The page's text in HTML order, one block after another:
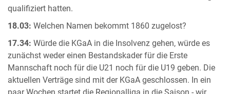
qualifiziert hatten.
18.03: Welchen Namen bekommt 1860 zugelost?
17.34: Würde die KGaA in die Insolvenz gehen, würde es
zunächst weder einen Bestandskader für die Erste
Mannschaft noch für die U21 noch für die U19 geben. Die
aktuellen Verträge sind mit der KGaA geschlossen. In ein